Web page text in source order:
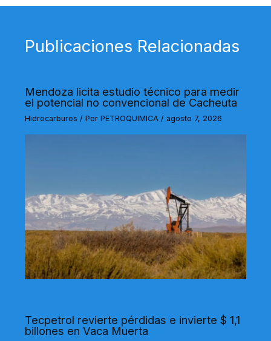
Publicaciones Relacionadas
Mendoza licita estudio técnico para medir
el potencial no convencional de Cacheuta
Hidrocarburos / PorPETROQUIMICA/ agosto 7, 2026
Tecpetrol revierte pérdidas e invierte $ 1,1
billones en Vaca Muerta